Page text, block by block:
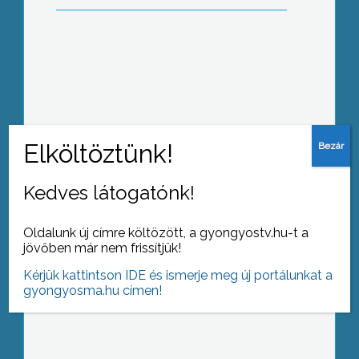
működésképtelen
Kedves látogatónk!
Oldalunk új címre költözött, a gyongyostv.hu-t a
jövőben már nem frissítjük!
Kérjük kattintson IDE és ismerje meg új portálunkat a
gyongyosma.hu címen!